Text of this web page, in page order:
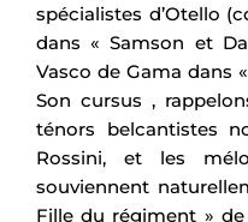
spécialistes d’Otello
dans « Samson et
Vasco de Gama dans
Son cursus ,
ténors belcantistes
Rossini, et les
souviennent
Fille du régiment »